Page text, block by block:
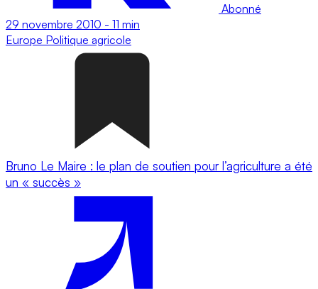
Abonné
29 novembre 2010 - 11 min
Europe Politique agricole
Bruno Le Maire : le plan de soutien pour l’agriculture a été
un « succès »